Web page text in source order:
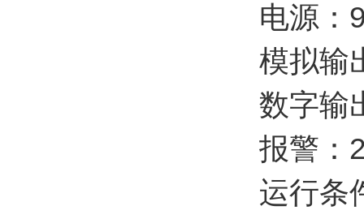
电源：
模拟输
数字输
报警：
运行条